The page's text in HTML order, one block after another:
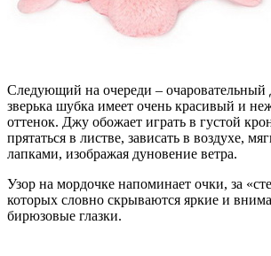
Следующий на очереди –
зверька шубка имеет очень красивый и
оттенок. Джу обожает играть в густой
прятаться в листве, зависать в воздухе,
лапками, изображая дуновение ветра.
Узор на мордочке напоминает очки, за
которых словно скрываются яркие и
бирюзовые глазки.